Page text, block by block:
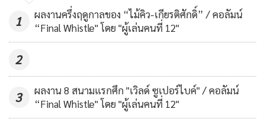
236
พีพีทีวี สด! ส่งท้ายเดือนกุมภาพันธ์
บาเยิร์น เยือน ไลป์ซิก - บุรีรัมย์ รับ
โปลิศ เทโร
1
ผลงานครึ่งฤดูกาลของ “ไม้คิว-เกียรติศักดิ์” / คอลัมน์
“Final Whistle" โดย "ผู้เล่นคนที่ 12"
2
3
ผลงาน 8 สนามแรกศึก "เวิลด์ ซูเปอร์ไบค์" / คอลัมน์
“Final Whistle" โดย "ผู้เล่นคนที่ 12"